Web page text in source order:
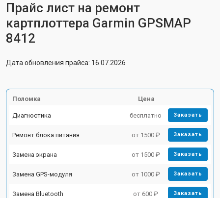
Прайс лист на ремонт
картплоттера Garmin GPSMAP
8412
Дата обновления прайса: 16.07.2026
Поломка Цена
Диагностика бесплатно Заказать
Ремонт блока питания от 1500 ₽ Заказать
Замена экрана от 1500 ₽ Заказать
Замена GPS-модуля от 1000 ₽ Заказать
Замена Bluetooth от 600 ₽ Заказать